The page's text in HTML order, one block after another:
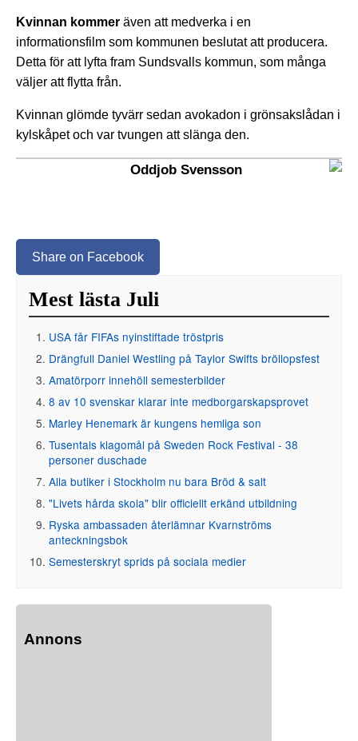
Kvinnan kommer även att medverka i en
informationsfilm som kommunen beslutat att producera.
Detta för att lyfta fram Sundsvalls kommun, som många
väljer att flytta från.
Kvinnan glömde tyvärr sedan avokadon i grönsakslådan i
kylskåpet och var tvungen att slänga den.
Oddjob Svensson
Share on Facebook
Mest lästa Juli
USA får FIFAs nyinstiftade tröstpris
Drängfull Daniel Westling på Taylor Swifts bröllopsfest
Amatörporr innehöll semesterbilder
8 av 10 svenskar klarar inte medborgarskapsprovet
Marley Henemark är kungens hemliga son
Tusentals klagomål på Sweden Rock Festival - 38
personer duschade
Alla butiker i Stockholm nu bara Bröd & salt
"Livets hårda skola" blir officiellt erkänd utbildning
Ryska ambassaden återlämnar Kvarnströms
anteckningsbok
Semesterskryt sprids på sociala medier
Annons